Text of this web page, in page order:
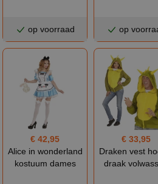
op voorraad op
€ 42,95
Alice in wonderland
kostuum dames
€ 33,95
Draken vest
draak